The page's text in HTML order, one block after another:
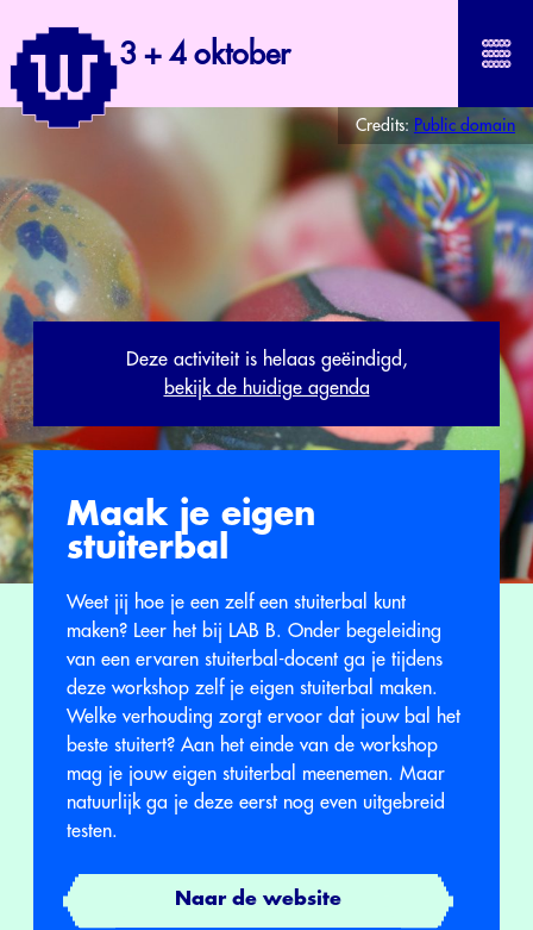
3 + 4 oktober
Credits: Public domain
Deze activiteit is helaas geëindigd,
bekijk de huidige agenda
Maak je eigen
stuiterbal
Weet jij hoe je een zelf een stuiterbal kunt
maken? Leer het bij LAB B. Onder begeleiding
van een ervaren stuiterbal-docent ga je tijdens
deze workshop zelf je eigen stuiterbal maken.
Welke verhouding zorgt ervoor dat jouw bal het
beste stuitert? Aan het einde van de workshop
mag je jouw eigen stuiterbal meenemen. Maar
natuurlijk ga je deze eerst nog even uitgebreid
testen.
Naar de website